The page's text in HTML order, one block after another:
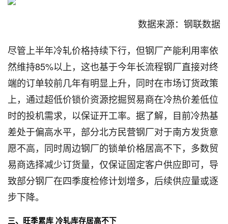
数据来源：钢联数据
尽管上半年冷轧价格持续下行，但钢厂产能利用率依
然维持85%以上，这也基于今年长流程钢厂直接对终
端的订单较前几年有明显上升，同时在市场订货政策
上，通过超低价锁价资源挖掘贸易商在冷热价差低位
时的投机需求，以保证开工率。据了解，目前冷热基
差处于偏高水平，部分北方民营钢厂对于南方发货意
愿不高，同时周边钢厂的锁单价格居高不下，多数贸
易商选择减少订货量，仅保证固定客户供应即可，导
致部分钢厂在四季度检修计划增多，后续供应量或逐
步下降。
三、旺季累库 冷轧库存居高不下